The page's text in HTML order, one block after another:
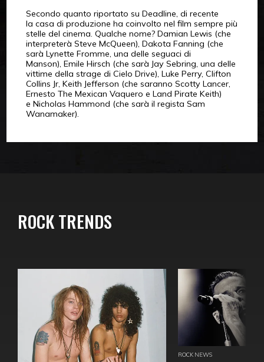
Secondo quanto riportato su Deadline, di recente
la casa di produzione ha coinvolto nel film sempre più
stelle del cinema. Qualche nome? Damian Lewis (che
interpreterà Steve McQueen), Dakota Fanning (che
sarà Lynette Fromme, una delle seguaci di
Manson), Emile Hirsch (che sarà Jay Sebring, una delle
vittime della strage di Cielo Drive), Luke Perry, Clifton
Collins Jr, Keith Jefferson (che saranno Scotty Lancer,
Ernesto The Mexican Vaquero e Land Pirate Keith)
e Nicholas Hammond (che sarà il regista Sam
Wanamaker).
ROCK TRENDS
ROCK NEWS